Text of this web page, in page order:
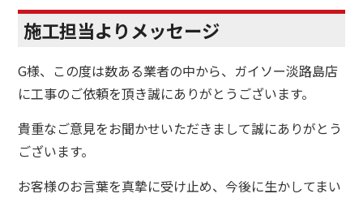
施工担当よりメッセージ
G様、この度は数ある業者の中から、ガイソー淡路島店
に工事のご依頼を頂き誠にありがとうございます。
貴重なご意見をお聞かせいただきまして誠にありがとう
ございます。
お客様のお言葉を真摯に受け止め、今後に生かしてまい